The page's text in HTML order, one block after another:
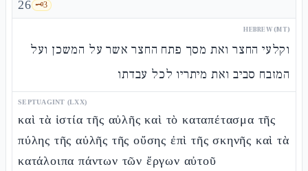
26 🗝️3
HEBREW (MT)
וקלעי החצר ואת מסך פתח החצר אשר על המשכן ועל
המזבח סביב ואת מיתריו לכל עבדתו
SEPTUAGINT (LXX)
καὶ τὰ ἱστία τῆς αὐλῆς καὶ τὸ καταπέτασμα τῆς
πύλης τῆς αὐλῆς τῆς οὔσης ἐπὶ τῆς σκηνῆς καὶ τὰ
κατάλοιπα πάντων τῶν ἔργων αὐτοῦ